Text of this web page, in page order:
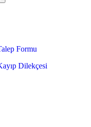
Formu
Dilekçesi